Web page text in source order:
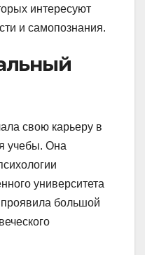
интересуют
и самопознания.
свою карьеру в
учебы. Она
университета
большой